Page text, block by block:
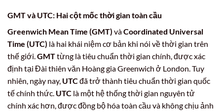
GMT và UTC: Hai cột mốc thời gian toàn cầu
Greenwich Mean Time (GMT) vàCoordinated Universal
Time (UTC) là hai khái niệm cơ bản khi nói về thời gian trên
thế giới.GMTtừng là tiêu chuẩn thời gian chính, được xác
định tại Đài thiên văn Hoàng gia Greenwich ở London. Tuy
nhiên, ngày nay, UTCđã trở thành tiêu chuẩn thời gian quốc
tế chính thức. UTC là một hệ thống thời gian nguyên tử
chính xác hơn, được đồng bộ hóa toàn cầu và không chịu ảnh